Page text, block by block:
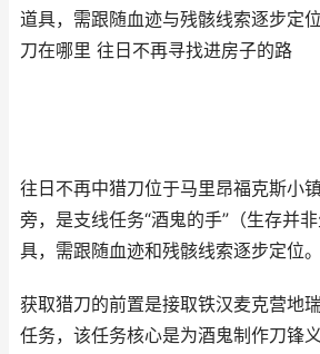
道具，需跟随血迹与残骸线索逐步定
刀在哪里 往日不再寻找进房子的路
往日不再中猎刀位于马里昂福克斯小
旁，是支线任务“酒鬼的手”（生存并
具，需跟随血迹和残骸线索逐步定位。
获取猎刀的前置是接取铁汉麦克营地
任务，该任务核心是为酒鬼制作刀锋